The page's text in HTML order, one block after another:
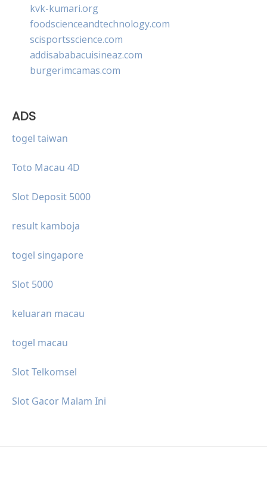
kvk-kumari.org
foodscienceandtechnology.com
scisportsscience.com
addisababacuisineaz.com
burgerimcamas.com
ADS
togel taiwan
Toto Macau 4D
Slot Deposit 5000
result kamboja
togel singapore
Slot 5000
keluaran macau
togel macau
Slot Telkomsel
Slot Gacor Malam Ini